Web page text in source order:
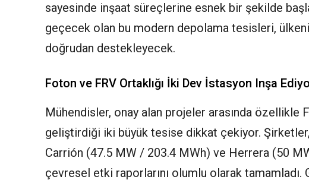
sayesinde inşaat süreçlerine esnek bir şekilde
geçecek olan bu modern depolama tesisleri,
doğrudan destekleyecek.
Foton ve FRV Ortaklığı İki Dev İstasyon Inşa
Mühendisler, onay alan projeler arasında özellikle
geliştirdiği iki büyük tesise dikkat çekiyor.
Carrión (47.5 MW / 203.4 MWh) ve Herrera (50
çevresel etki raporlarını olumlu olarak